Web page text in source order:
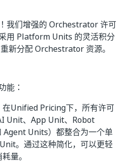
我们增强的 Orchestrator 许可
用 Platform Units 的灵活积分
新分配 Orchestrator 资源。
能：
在Unified Pricing下，所有许可
Unit、App Unit、Robot
Agent Units）都整合为一个单
。通过这种简化，可以更轻
量。